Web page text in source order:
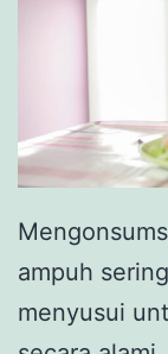
ampuh
menyusui